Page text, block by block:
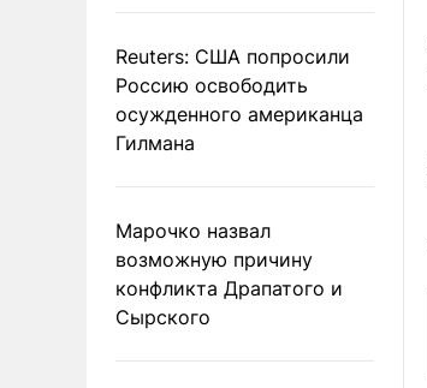
Reuters: США попросили
Россию освободить
осужденного американца
Гилмана
Марочко назвал
возможную причину
конфликта Драпатого и
Сырского